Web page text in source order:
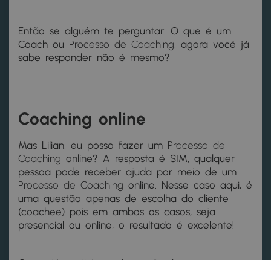
Então se alguém te perguntar: O que é um
Coach ou Processo de Coaching, agora você já
sabe responder não é mesmo?
Coaching online
Mas Lilian, eu posso fazer um Processo de
Coaching online? A resposta é SIM, qualquer
pessoa pode receber ajuda por meio de um
Processo de Coaching online. Nesse caso aqui, é
uma questão apenas de escolha do cliente
(coachee) pois em ambos os casos, seja
presencial ou online, o resultado é excelente!